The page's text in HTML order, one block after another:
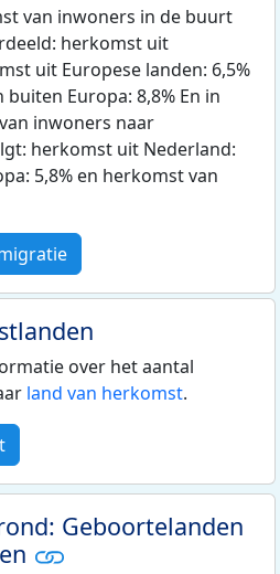
van inwoners in de buurt
herkomst uit
uit Europese landen: 6,5%
Europa: 8,8% En in
inwoners naar
herkomst uit Nederland:
5,8% en herkomst van
over het aantal
land van herkomst.
Geboortelanden